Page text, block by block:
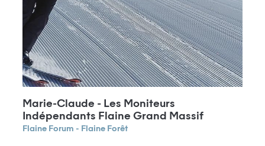
Marie-Claude - Les Moniteurs
Indépendants Flaine Grand Massif
Flaine Forum - Flaine Forêt